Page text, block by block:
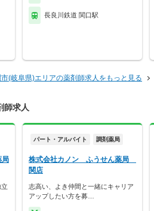
長良川鉄道 関口駅
市(岐阜県)エリアの薬剤師求人をもっと見る
師求人
局
パート・アルバイト 調剤薬局
株式会社カノン ふうせん薬局
関店
志高い、よき仲間と一緒にキャリア
アップしたい方を募…